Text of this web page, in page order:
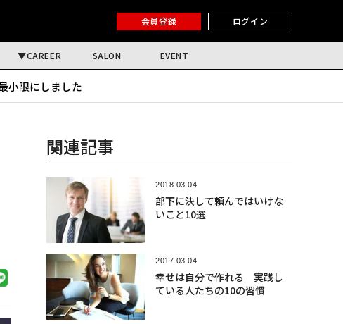
会員登録 ログイン
CAREER SALON EVENT
小限にしました
関連記事
2018.03.04
部下に決して頼んではいけな
いこと10選
2017.03.04
幸せは自分で作れる 実践し
ている人たちの10の習慣